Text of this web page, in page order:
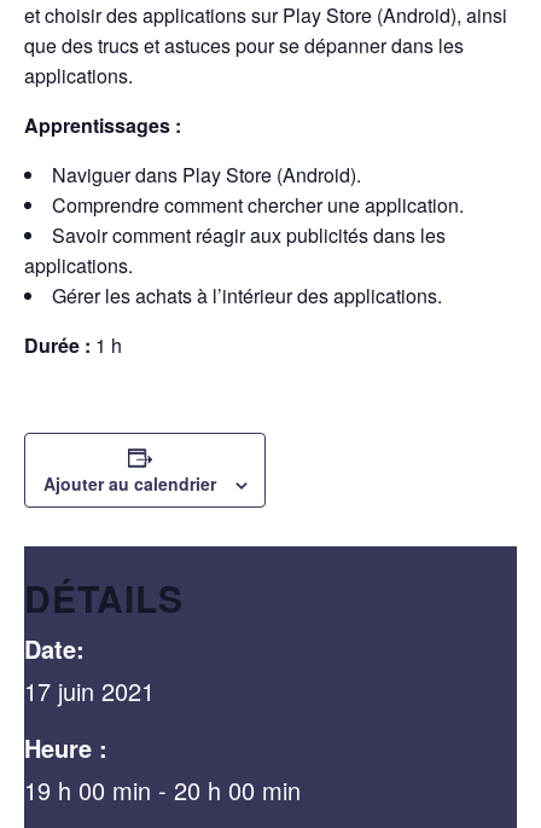
et choisir des applications sur Play Store (Android), ainsi
que des trucs et astuces pour se dépanner dans les
applications.
Apprentissages :
Naviguer dans Play Store (Android).
Comprendre comment chercher une application.
Savoir comment réagir aux publicités dans les
applications.
Gérer les achats à l’intérieur des applications.
Durée : 1 h
Ajouter au calendrier
DÉTAILS
Date:
17 juin 2021
Heure :
19 h 00 min - 20 h 00 min